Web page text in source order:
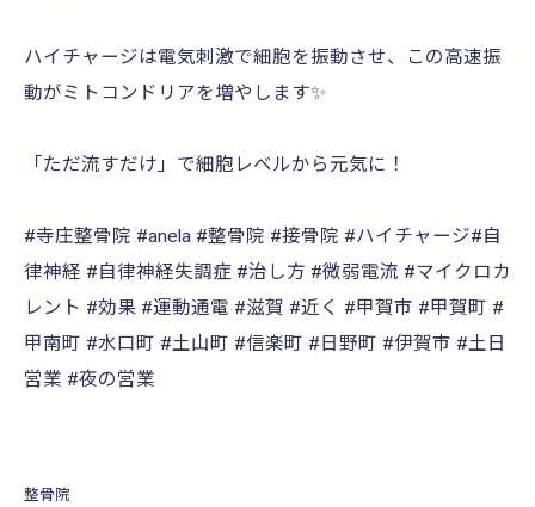
ハイチャージは電気刺激で細胞を振動させ、この高速振
動がミトコンドリアを増やします✨
「ただ流すだけ」で細胞レベルから元気に！
#寺庄整骨院 #anela #整骨院 #接骨院 #ハイチャージ#自
律神経 #自律神経失調症 #治し方 #微弱電流 #マイクロカ
レント #効果 #運動通電 #滋賀 #近く #甲賀市 #甲賀町 #
甲南町 #水口町 #土山町 #信楽町 #日野町 #伊賀市 #土日
営業 #夜の営業
整骨院